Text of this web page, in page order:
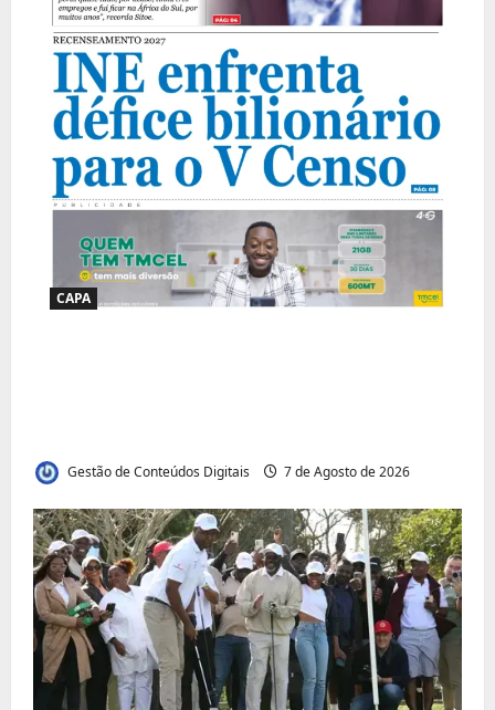
CAPA
Gestão de Conteúdos Digitais 7 de Agosto de 2026